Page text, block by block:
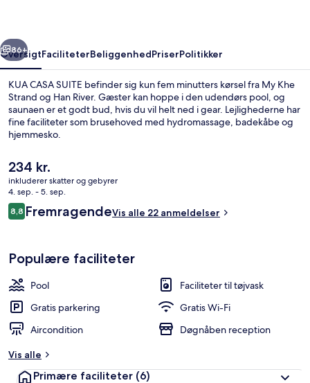
Næste
86+
OversigtFaciliteterBeliggenhedPriserPolitikker
KUA CASA SUITE befinder sig kun fem minutters kørsel fra My Khe
Strand og Han River. Gæster kan hoppe i den udendørs pool, og
saunaen er et godt bud, hvis du vil helt ned i gear. Lejlighederne har
fine faciliteter som brusehoved med hydromassage, badekåbe og
hjemmesko.
Den
nuværende
pris
er
234 kr.
234 kr.
inkluderer skatter og gebyrer
4. sep. - 5. sep.
Anmeldelser
8,88,8 ud af 10.
FremragendeVis alle 22 anmeldelser
Populære faciliteter
Pool
Faciliteter til tøjvask
Gratis parkering
Gratis Wi-Fi
Aircondition
Døgnåben reception
Vis alle
Primære faciliteter (6)